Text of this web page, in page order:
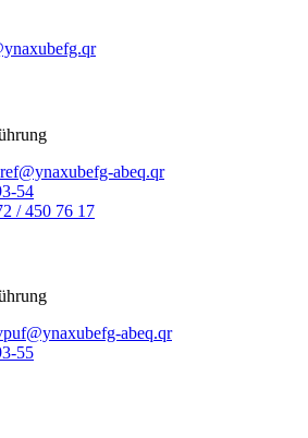
abeq.qr
54
/ 450 76 17
abeq.qr
55